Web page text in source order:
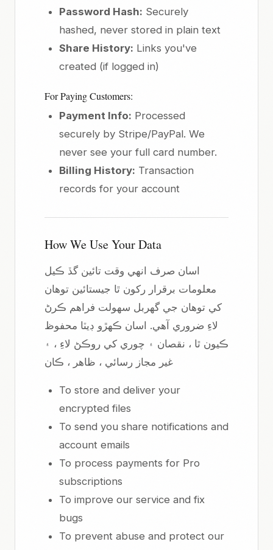
Password Hash: Securely
hashed, never stored in plain text
Share History: Links you've
created (if logged in)
For Paying Customers:
Payment Info: Processed
securely by Stripe/PayPal. We
never see your full card number.
Billing History: Transaction
records for your account
How We Use Your Data
اسان صرف انهي وقت تائين گڏ ڪيل
معلومات برقرار رکون ٿا جيستائين توهان
کي توهان جي گهربل سهولت فراهم ڪرڻ
لاءِ ضروري آهي. اسان ڪهڙو ڊيٽا محفوظ
ڪيون ٿا ، نقصان ۽ چوري کي روڪڻ لاءِ ، ۽
غير مجاز رسائي ، ظاهر ، ڪان
To store and deliver your
encrypted files
To send you share notifications and
account emails
To process payments for Pro
subscriptions
To improve our service and fix
bugs
To prevent abuse and protect our